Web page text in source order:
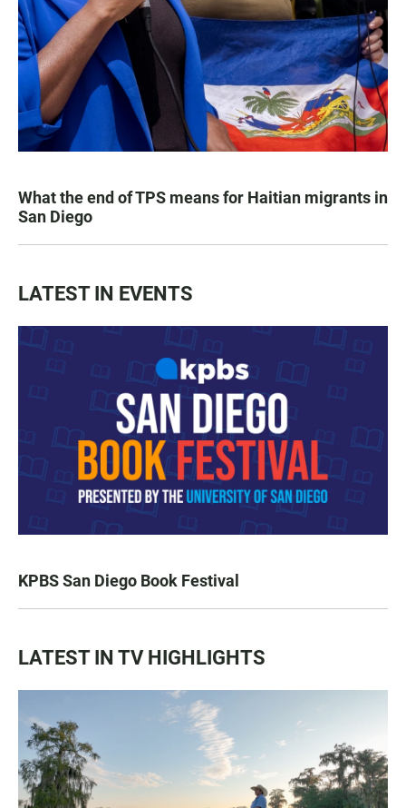
What the end of TPS means for Haitian migrants in
San Diego
LATEST IN EVENTS
KPBS San Diego Book Festival
LATEST IN TV HIGHLIGHTS